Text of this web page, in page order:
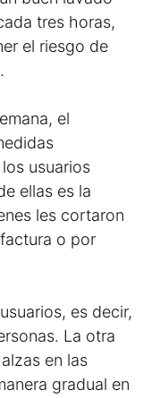
tres horas,
el riesgo de
el
usuarios
ellas es la
les cortaron
o por
es decir,
La otra
en las
gradual en